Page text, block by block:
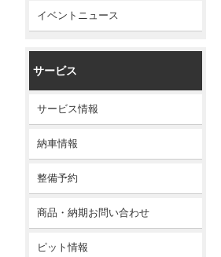
イベントニュース
サービス
サービス情報
納車情報
整備予約
商品・納期お問い合わせ
ピット情報